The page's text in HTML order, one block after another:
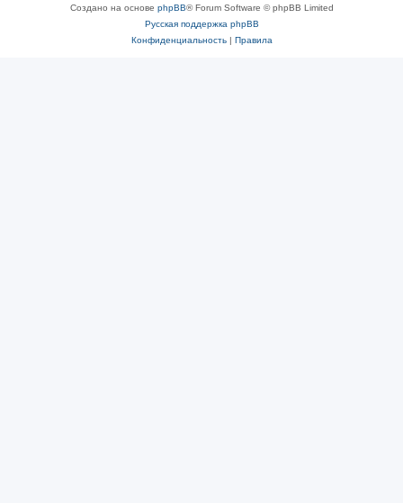
Создано на основе phpBB® Forum Software © phpBB Limited
Русская поддержка phpBB
Конфиденциальность| Правила